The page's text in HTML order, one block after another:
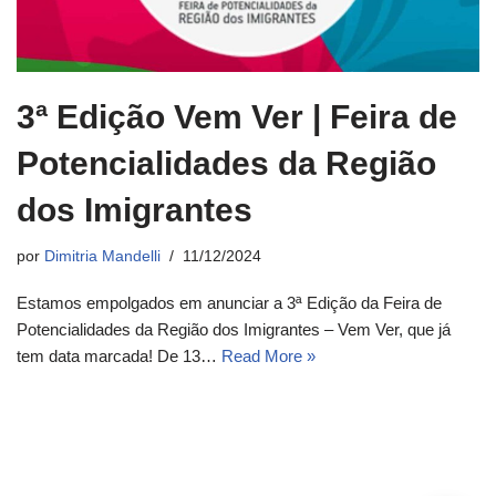
3ª Edição Vem Ver | Feira de
Potencialidades da Região
dos Imigrantes
por Dimitria Mandelli 11/12/2024
Estamos empolgados em anunciar a 3ª Edição da Feira de
Potencialidades da Região dos Imigrantes – Vem Ver, que já
tem data marcada! De 13… Read More »